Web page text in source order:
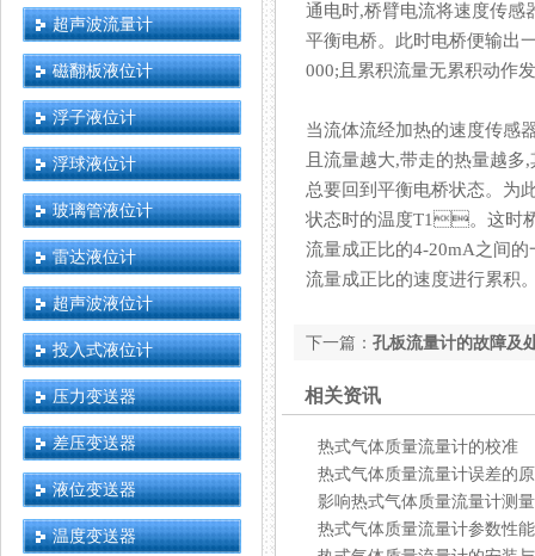
超声波流量计
磁翻板液位计
浮子液位计
浮球液位计
玻璃管液位计
雷达液位计
超声波液位计
投入式液位计
压力变送器
差压变送器
液位变送器
温度变送器
通电时,桥臂电流将速度传
平衡电桥。此时电桥便
000;且累积流量无累积动作
当流体流经加热的速度传
且流量越大,带走的热量越多
总要回到平衡电桥状态
状态时的温度T1。这时桥
流量成正比的4-20mA之间的
流量成正比的速度进行累积
下一篇： 孔板流量计的故障及
相关资讯
热式气体质量流量计的校准
热式气体质量流量计误差的
影响热式气体质量流量计测
热式气体质量流量计参数性